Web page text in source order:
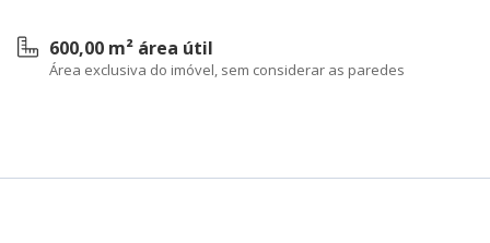
600,00 m² área útil
Área exclusiva do imóvel, sem considerar as paredes